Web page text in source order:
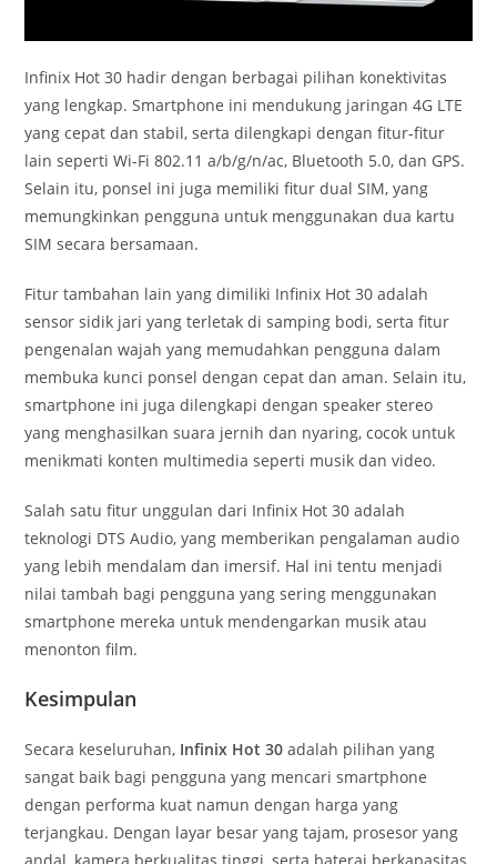
Infinix Hot 30 hadir dengan berbagai pilihan konektivitas
yang lengkap. Smartphone ini mendukung jaringan 4G LTE
yang cepat dan stabil, serta dilengkapi dengan fitur-fitur
lain seperti Wi-Fi 802.11 a/b/g/n/ac, Bluetooth 5.0, dan GPS.
Selain itu, ponsel ini juga memiliki fitur dual SIM, yang
memungkinkan pengguna untuk menggunakan dua kartu
SIM secara bersamaan.
Fitur tambahan lain yang dimiliki Infinix Hot 30 adalah
sensor sidik jari yang terletak di samping bodi, serta fitur
pengenalan wajah yang memudahkan pengguna dalam
membuka kunci ponsel dengan cepat dan aman. Selain itu,
smartphone ini juga dilengkapi dengan speaker stereo
yang menghasilkan suara jernih dan nyaring, cocok untuk
menikmati konten multimedia seperti musik dan video.
Salah satu fitur unggulan dari Infinix Hot 30 adalah
teknologi DTS Audio, yang memberikan pengalaman audio
yang lebih mendalam dan imersif. Hal ini tentu menjadi
nilai tambah bagi pengguna yang sering menggunakan
smartphone mereka untuk mendengarkan musik atau
menonton film.
Kesimpulan
Secara keseluruhan, Infinix Hot 30 adalah pilihan yang
sangat baik bagi pengguna yang mencari smartphone
dengan performa kuat namun dengan harga yang
terjangkau. Dengan layar besar yang tajam, prosesor yang
andal, kamera berkualitas tinggi, serta baterai berkapasitas